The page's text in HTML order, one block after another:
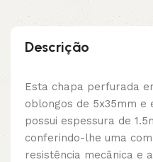
Descrição
Esta chapa perfurada
oblongos de 5x35mm e
possui espessura de
conferindo-lhe uma
resistência mecânica e